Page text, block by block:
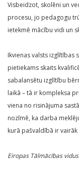
Visbeidzot, skolēni un
procesu, jo pedagogu
ietekmē mācību vidi un
Ikvienas valsts izglītības
pietiekams skaits
sabalansētu izglītību
laikā – tā ir kompleksa
viena no risinājuma
nozīmē, ka darba
kurā pašvaldībā ir vairāk
Eiropas Tālmācības